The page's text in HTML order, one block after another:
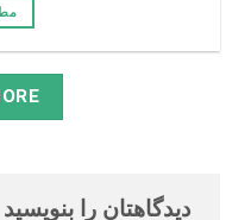
دیدگاهتان را بنویسید